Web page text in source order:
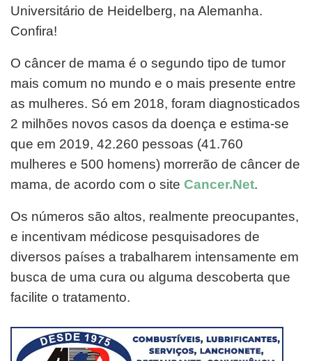
Universitário de Heidelberg, na Alemanha.
Confira!
O câncer de mama é o segundo tipo de tumor
mais comum no mundo e o mais presente entre
as mulheres. Só em 2018, foram diagnosticados
2 milhões novos casos da doença e estima-se
que em 2019, 42.260 pessoas (41.760
mulheres e 500 homens) morrerão de câncer de
mama, de acordo com o site Cancer.Net.
Os números são altos, realmente preocupantes,
e incentivam médicose pesquisadores de
diversos países a trabalharem intensamente em
busca de uma cura ou alguma descoberta que
facilite o tratamento.